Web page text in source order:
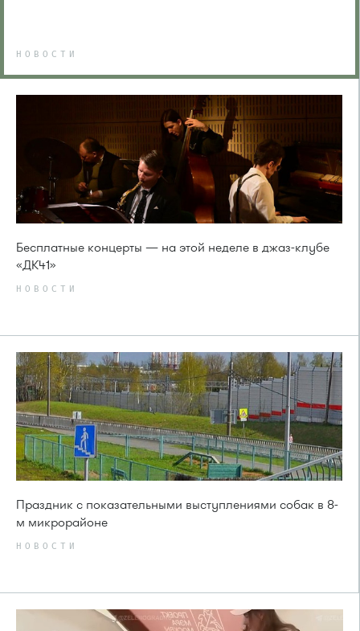
НОВОСТИ
Бесплатные концерты — на этой неделе в джаз-клубе
«ДК41»
НОВОСТИ
Праздник с показательными выступлениями собак в 8-
м микрорайоне
НОВОСТИ